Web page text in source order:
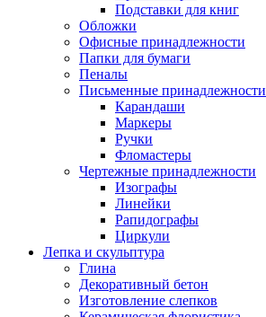
Подставки для книг
Обложки
Офисные принадлежности
Папки для бумаги
Пеналы
Письменные принадлежности
Карандаши
Маркеры
Ручки
Фломастеры
Чертежные принадлежности
Изографы
Линейки
Рапидографы
Циркули
Лепка и скульптура
Глина
Декоративный бетон
Изготовление слепков